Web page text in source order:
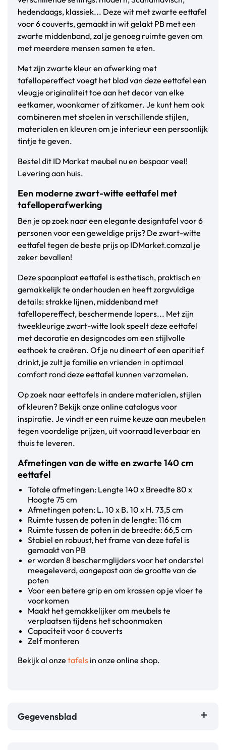
hedendaags, klassiek... Deze wit met zwarte eettafel
voor 6 couverts, gemaakt in wit gelakt PB met een
zwarte middenband, zal je genoeg ruimte geven om
met meerdere mensen samen te eten.
Met zijn zwarte kleur en afwerking met
tafellopereffect voegt het blad van deze eettafel een
vleugje originaliteit toe aan het decor van elke
eetkamer, woonkamer of zitkamer. Je kunt hem ook
combineren met stoelen in verschillende stijlen,
materialen en kleuren om je interieur een persoonlijk
tintje te geven.
Bestel dit ID Market meubel nu en bespaar veel!
Levering aan huis.
Een moderne zwart-witte eettafel met
tafelloperafwerking
Ben je op zoek naar een elegante designtafel voor 6
personen voor een geweldige prijs? De zwart-witte
eettafel tegen de beste prijs op IDMarket.comzal je
zeker bevallen!
Deze spaanplaat eettafel is esthetisch, praktisch en
gemakkelijk te onderhouden en heeft zorgvuldige
details: strakke lijnen, middenband met
tafellopereffect, beschermende lopers... Met zijn
tweekleurige zwart-witte look speelt deze eettafel
met decoratie en designcodes om een stijlvolle
eethoek te creëren. Of je nu dineert of een aperitief
drinkt, je zult je familie en vrienden in optimaal
comfort rond deze eettafel kunnen verzamelen.
Op zoek naar eettafels in andere materialen, stijlen
of kleuren? Bekijk onze online catalogus voor
inspiratie. Je vindt er een ruime keuze aan meubelen
tegen voordelige prijzen, uit voorraad leverbaar en
thuis te leveren.
Afmetingen van de witte en zwarte 140 cm
eettafel
Totale afmetingen: Lengte 140 x Breedte 80 x
Hoogte 75 cm
Afmetingen poten: L. 10 x B. 10 x H. 73,5 cm
Ruimte tussen de poten in de lengte: 116 cm
Ruimte tussen de poten in de breedte: 66,5 cm
Stabiel en robuust, het frame van deze tafel is
gemaakt van PB
er worden 8 beschermglijders voor het onderstel
meegeleverd, aangepast aan de grootte van de
poten
Voor een betere grip en om krassen op je vloer te
voorkomen
Maakt het gemakkelijker om meubels te
verplaatsen tijdens het schoonmaken
Capaciteit voor 6 couverts
Zelf monteren
Bekijk al onze tafels in onze online shop.
Gegevensblad